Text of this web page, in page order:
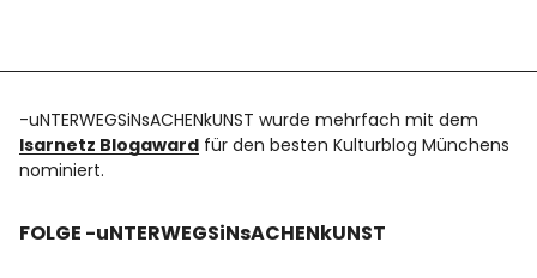
f I P
-uNTERWEGSiNsACHENkUNST wurde mehrfach mit dem
Isarnetz Blogaward für den besten Kulturblog Münchens
nominiert.
FOLGE -uNTERWEGSiNsACHENkUNST